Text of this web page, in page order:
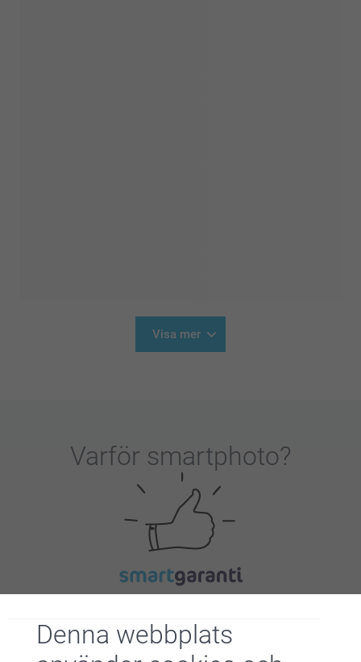
Denna webbplats
Visa mer
Varför smartphoto?